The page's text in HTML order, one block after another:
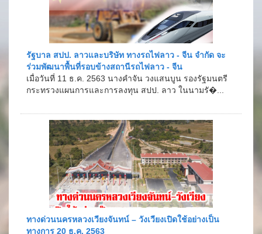
รัฐบาล สปป. ลาวและบริษัท ทางรถไฟลาว - จีน จำกัด จะ
ร่วมพัฒนาพื้นที่รอบข้างสถานีรถไฟลาว - จีน
เมื่อวันที่ 11 ธ.ค. 2563 นางคำจัน วงแสนบูน รองรัฐมนตรี
กระทรวงแผนการและการลงทุน สปป. ลาว ในนามรั�...
ทางด่วนนครหลวงเวียงจันทน์ – วังเวียงเปิดใช้อย่างเป็น
ทางการ 20 ธ.ค. 2563